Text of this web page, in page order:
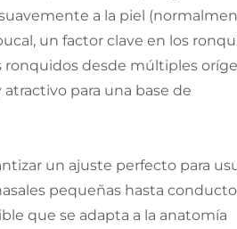
a la piel
un factor clave en los
ronquidos desde múltiples
para una base de
un ajuste perfecto para
pequeñas hasta
que se adapta a la anatomía